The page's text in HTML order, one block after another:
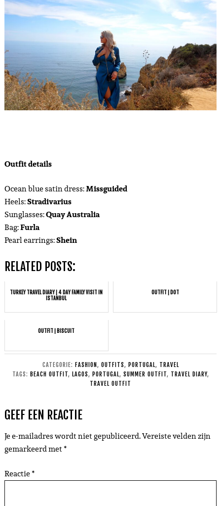
Outfit details
Ocean blue satin dress:Missguided
Heels:Stradivarius
Sunglasses:Quay Australia
Bag:Furla
Pearl earrings:Shein
RELATED POSTS:
TURKEY TRAVEL DIARY | 4 DAY FAMILY VISIT IN
ISTANBUL
OUTFIT | DOT
OUTFIT | BISCUIT
CATEGORIE: FASHION, OUTFITS, PORTUGAL, TRAVEL
TAGS: BEACH OUTFIT, LAGOS, PORTUGAL, SUMMER OUTFIT, TRAVEL DIARY,
TRAVEL OUTFIT
GEEF EEN REACTIE
Je e-mailadres wordt niet gepubliceerd.Vereiste velden zijn
gemarkeerd met*
Reactie*